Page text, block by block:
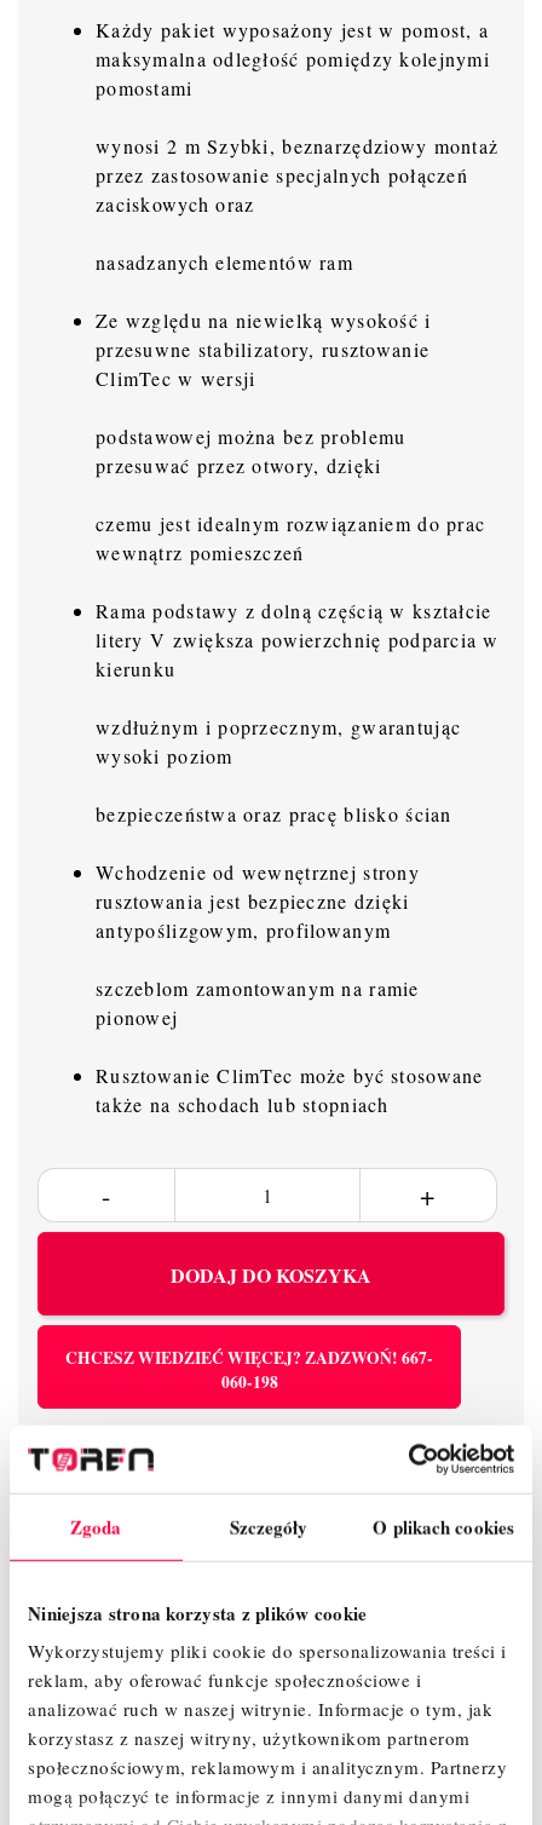
Zgoda Szczegóły O plikach cookies
Niniejsza strona korzysta z plików cookie
Wykorzystujemy pliki cookie do spersonalizowania treści i
reklam, aby oferować funkcje społecznościowe i
analizować ruch w naszej witrynie. Informacje o tym, jak
korzystasz z naszej witryny, użytkownikom partnerom
społecznościowym, reklamowym i analitycznym. Partnerzy
mogą połączyć te informacje z innymi danymi danymi
Każdy pakiet wyposażony jest w pomost, a
maksymalna odległość pomiędzy kolejnymi
pomostami
wynosi 2 m Szybki, beznarzędziowy montaż
przez zastosowanie specjalnych połączeń
zaciskowych oraz
nasadzanych elementów ram
Ze względu na niewielką wysokość i
przesuwne stabilizatory, rusztowanie
ClimTec w wersji
podstawowej można bez problemu
przesuwać przez otwory, dzięki
czemu jest idealnym rozwiązaniem do prac
wewnątrz pomieszczeń
Rama podstawy z dolną częścią w kształcie
litery V zwiększa powierzchnię podparcia w
kierunku
wzdłużnym i poprzecznym, gwarantując
wysoki poziom
bezpieczeństwa oraz pracę blisko ścian
Wchodzenie od wewnętrznej strony
rusztowania jest bezpieczne dzięki
antypoślizgowym, profilowanym
szczeblom zamontowanym na ramie
pionowej
Rusztowanie ClimTec może być stosowane
także na schodach lub stopniach
DODAJ DO KOSZYKA
CHCESZ WIEDZIEĆ WIĘCEJ? ZADZWOŃ! 667-
060-198
LeaseLink Gwarancja
producenta